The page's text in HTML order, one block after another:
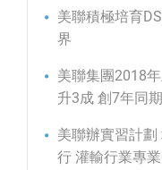
美聯積極培育
界
美聯集團2018
升3成 創7年同
美聯辦實習計
行 灌輸行業專